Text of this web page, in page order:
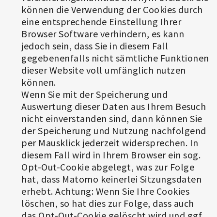
können die Verwendung der Cookies durch
eine entsprechende Einstellung Ihrer
Browser Software verhindern, es kann
jedoch sein, dass Sie in diesem Fall
gegebenenfalls nicht sämtliche Funktionen
dieser Website voll umfänglich nutzen
können.
Wenn Sie mit der Speicherung und
Auswertung dieser Daten aus Ihrem Besuch
nicht einverstanden sind, dann können Sie
der Speicherung und Nutzung nachfolgend
per Mausklick jederzeit widersprechen. In
diesem Fall wird in Ihrem Browser ein sog.
Opt-Out-Cookie abgelegt, was zur Folge
hat, dass Matomo keinerlei Sitzungsdaten
erhebt. Achtung: Wenn Sie Ihre Cookies
löschen, so hat dies zur Folge, dass auch